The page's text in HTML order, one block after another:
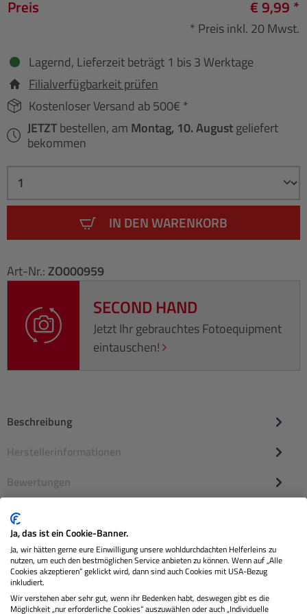
Preis € 9,99 *
* Preis inkl. 20 Mwst.
Lagernd, Lieferzeit beträgt 1 bis 3 Werktage
Filialverfügbarkeit prüfen
Kostenloser Versand ab 500€ *
JETZTbestellen, am Montag, 10. Augustgeliefert
bekommen
IN DEN WARENKORB
Art-Nr.: ZO000959
SECOND HAND
Jetzt Ihr gebrauchtes Fotoequipment
eintauschen!
Beschreibung
Herstellerinformationen
Bewertungen
Ja, das ist ein Cookie-Banner.
Ja, wir hätten gerne eure Einwilligung unsere wohldurchdachten Helferleins zu
nutzen, um euch den bestmöglichen Service anbieten zu können. Wenn auf „Alle
Cookies akzeptieren“ geklickt wird, dann sind auch Cookies mit USA-Bezug
inkludiert.
Wir verstehen aber sehr gut, wenn ihr Bedenken habt, deswegen gibt es die
Möglichkeit „nur erforderliche Cookies“ auszuwählen oder auch „Individuelle